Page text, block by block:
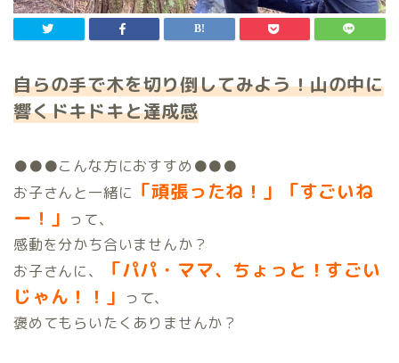
自らの手で木を切り倒してみよう！山の中に
響くドキドキと達成感
●●●こんな方におすすめ●●●
お子さんと一緒に 「頑張ったね！」「すごいね
ー！」 って、
感動を分かち合いませんか？
お子さんに、
「パパ・ママ、ちょっと！すごい
じゃん！！」
って、
褒めてもらいたくありませんか？